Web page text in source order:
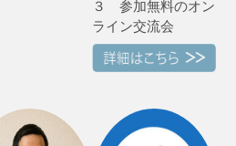
３ 参加無料のオン
ライン交流会